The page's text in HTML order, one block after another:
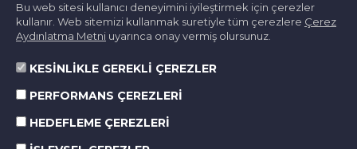
Bilgi Toplumu Hizmetleri
Kullanım Koşulları
Kişisel Verilerin Korunması
Bu web sitesi kullanıcı deneyimini iyileştirmek için çerezler
kullanır. Web sitemizi kullanmak suretiyle tüm çerezlere Çerez
Aydınlatma Metni uyarınca onay vermiş olursunuz.
KESİNLİKLE GEREKLİ ÇEREZLER
PERFORMANS ÇEREZLERİ
HEDEFLEME ÇEREZLERİ